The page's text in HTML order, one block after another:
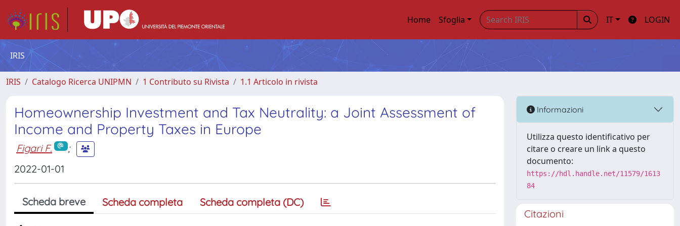
Home Sfoglia IT LOGIN
IRIS
IRIS Catalogo Ricerca UNIPMN 1 Contributo su Rivista 1.1 Articolo in rivista
Homeownership Investment and Tax Neutrality: a Joint Assessment of
Income and Property Taxes in Europe
Figari F.
;
2022-01-01
Scheda breve Scheda completa Scheda completa (DC)
Informazioni
Utilizza questo identificativo per
citare o creare un link a questo
documento:
https://hdl.handle.net/11579/1613
84
Citazioni